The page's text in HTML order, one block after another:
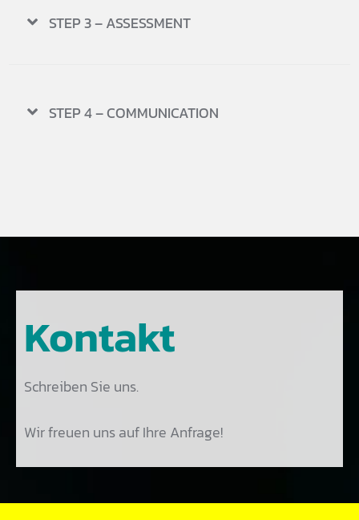
STEP 3 – ASSESSMENT
STEP 4 – COMMUNICATION
Kontakt
Schreiben Sie uns.
Wir freuen uns auf Ihre Anfrage!